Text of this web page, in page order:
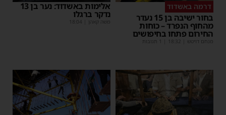
דרמה באשדוד
בחור ישיבה בן 15 נעדר
מהחוף הנפרד – כוחות
החירום פתחו בחיפושים
מנחם דויטש 18:32
אלימות באשדוד: נער בן 13
נדקר ברגלו
משה קאהן 18:04